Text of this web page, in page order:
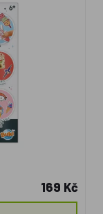
169 Kč